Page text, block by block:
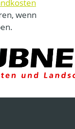
wenn